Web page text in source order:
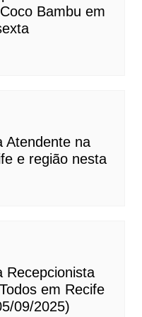
Bambu em
Atendente na
e região nesta
Recepcionista
em Recife
09/2025)